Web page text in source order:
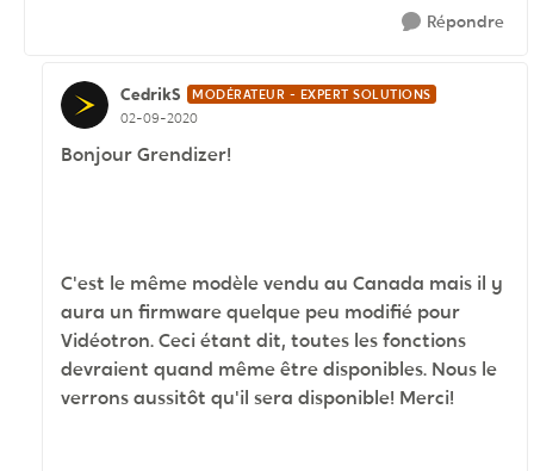
Répondre
CedrikS MODÉRATEUR - EXPERT SOLUTIONS
02-09-2020
Bonjour Grendizer!
C'est le même modèle vendu au Canada mais il y
aura un firmware quelque peu modifié pour
Vidéotron. Ceci étant dit, toutes les fonctions
devraient quand même être disponibles. Nous le
verrons aussitôt qu'il sera disponible! Merci!